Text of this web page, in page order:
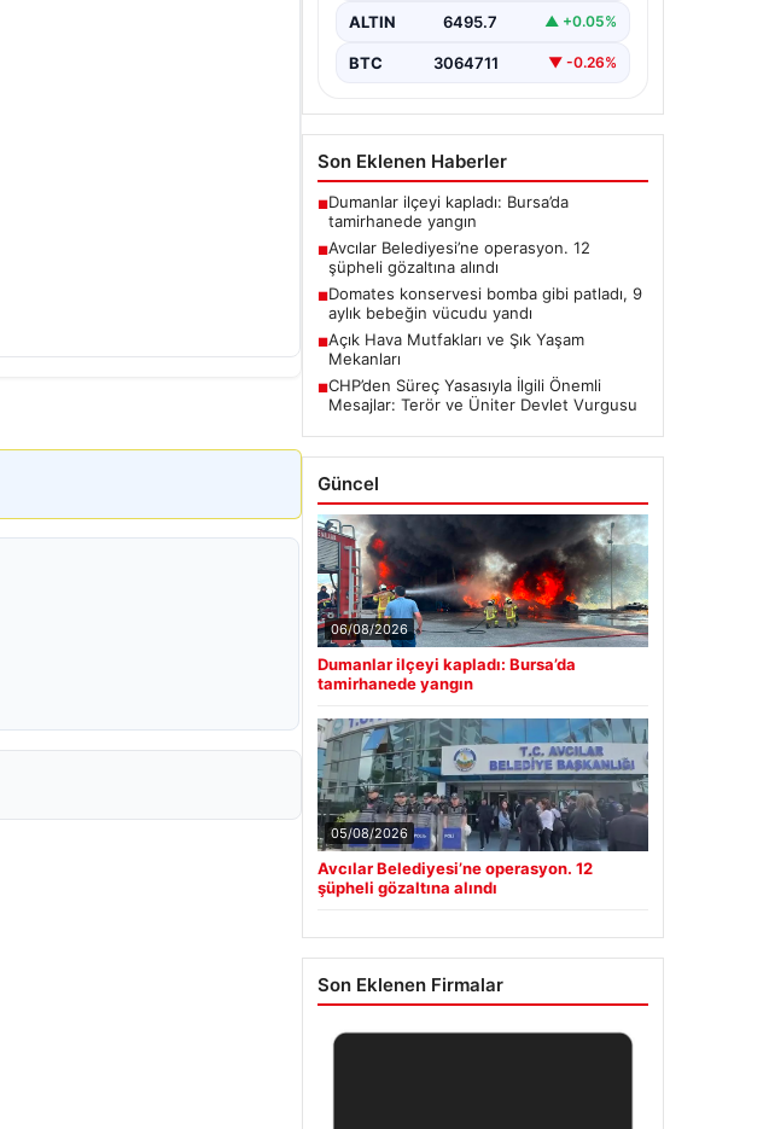
ALTIN 6495.7 ▲ +0.05%
BTC 3064711 ▼ -0.26%
Son Eklenen Haberler
■Dumanlar ilçeyi kapladı: Bursa’da
tamirhanede yangın
■Avcılar Belediyesi’ne operasyon. 12
şüpheli gözaltına alındı
■Domates konservesi bomba gibi patladı, 9
aylık bebeğin vücudu yandı
■Açık Hava Mutfakları ve Şık Yaşam
Mekanları
■CHP’den Süreç Yasasıyla İlgili Önemli
Mesajlar: Terör ve Üniter Devlet Vurgusu
Güncel
06/08/2026
Dumanlar ilçeyi kapladı: Bursa’da
tamirhanede yangın
05/08/2026
Avcılar Belediyesi’ne operasyon. 12
şüpheli gözaltına alındı
Son Eklenen Firmalar